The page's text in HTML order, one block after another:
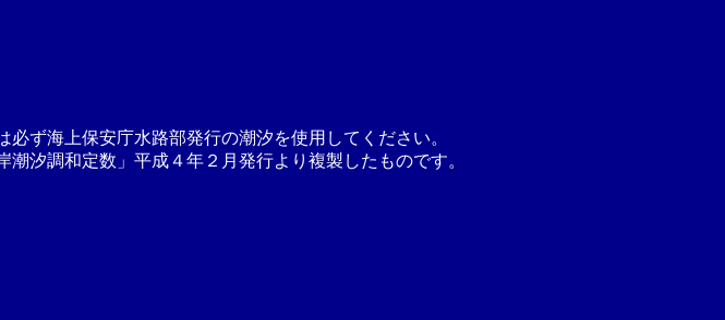
ず海上保安庁水路部発行の潮汐を使用してください。
汐調和定数」平成４年２月発行より複製したものです。